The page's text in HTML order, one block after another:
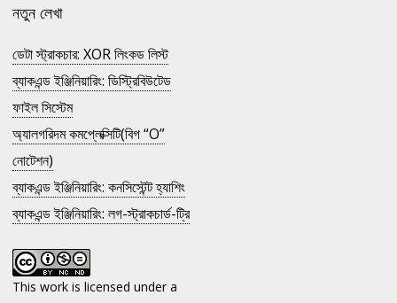
নতুন লেখা
ডেটা স্ট্রাকচার: XOR লিংকড লিস্ট
ব্যাকএন্ড ইঞ্জিনিয়ারিং: ডিস্ট্রিবিউটেড
ফাইল সিস্টেম
অ্যালগরিদম কমপ্লেক্সিটি(বিগ “O”
নোটেশন)
ব্যাকএন্ড ইঞ্জিনিয়ারিং: কনসিস্টেন্ট হ্যাশিং
ব্যাকএন্ড ইঞ্জিনিয়ারিং: লগ-স্ট্রাকচার্ড-ট্রি
This work is licensed under a